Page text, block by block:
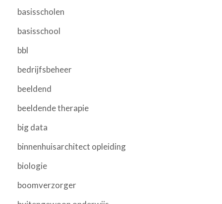
basisscholen
basisschool
bbl
bedrijfsbeheer
beeldend
beeldende therapie
big data
binnenhuisarchitect opleiding
biologie
boomverzorger